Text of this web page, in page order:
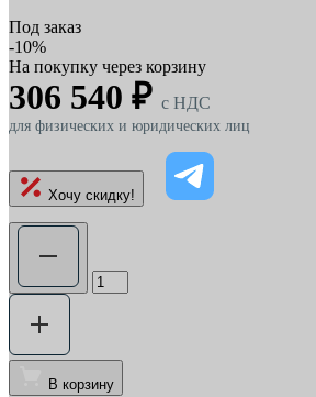
Под заказ
-10%
На покупку через корзину
306 540 ₽ c НДС
для физических и юридических лиц
Хочу скидку!
В корзину